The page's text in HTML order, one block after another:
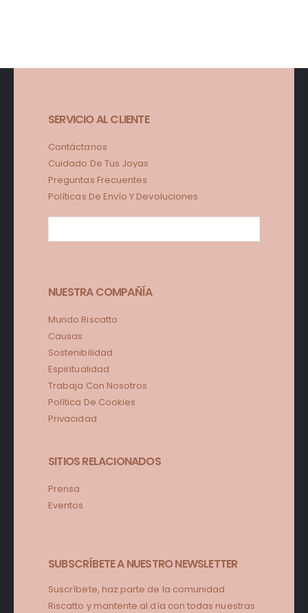
SERVICIO AL CLIENTE
Contáctanos
Cuidado De Tus Joyas
Preguntas Frecuentes
Políticas De Envío Y Devoluciones
NUESTRA COMPAÑÍA
Mundo Riscatto
Causas
Sostenibilidad
Espiritualidad
Trabaja Con Nosotros
Política De Cookies
Privacidad
SITIOS RELACIONADOS
Prensa
Eventos
SUBSCRÍBETE A NUESTRO NEWSLETTER
Suscríbete, haz parte de la comunidad
Riscatto y mantente al día con todas nuestras